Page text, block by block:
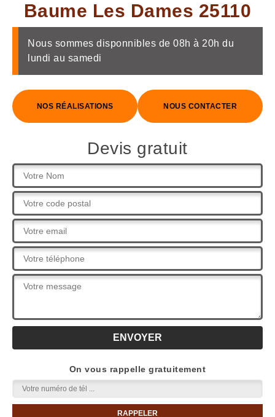
Baume Les Dames 25110
Nous sommes disponnibles de 08h à 20h du
lundi au samedi
NOS RÉALISATIONS NOUS CONTACTER
Devis gratuit
On vous rappelle gratuitement